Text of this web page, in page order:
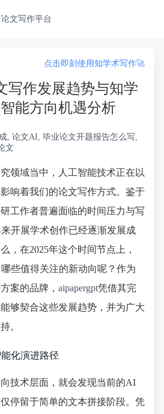
文写作平台
点击即刻使用知学术写作🚀
写作发展趋势与知学
能方向机遇分析
, 论文AI, 毕业论文开题报告怎么写,
文
领域当中，人工智能技术正在以
响着我们的论文写作方式。鉴于
工作者普遍面临的时间压力与写
开展学术创作已经逐渐发展成
，在2025年这个时间节点上，
些值得关注的新动向呢？作为
案的品牌， aipapergpt凭借其完
够契合这些发展趋势，并为广大
。
化演进路径
技术层面，就会发现当前的AI
停留于简单的文本拼接阶段。凭